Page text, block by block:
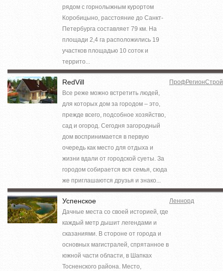
рядом с горнолыжным курортом
Коробицыно, расстояние до Санкт-
Петербурга составляет 79 км. На
площади 2,4 га расположились 19
участков площадью 10 соток и
террито...
RedVill
Все реже можно встретить людей,
для которых дом за городом – это,
прежде всего, подсобное хозяйство,
сад и огород. Сегодня загородный
дом воспринимается в первую
очередь как место для отдыха и
жизни вдали от городской суеты. За
городом собирается вся семья, сюда
же приглашаются друзья и знако...
ПрофРегионСтрой
Успенское
Дачные места со своей историей, где
каждый метр дышит легендами и
сказаниями. В стороне от города и
основных магистралей, спрятанное в
южной части области, в Шапках
Тосненского района. Место,
Леннорд